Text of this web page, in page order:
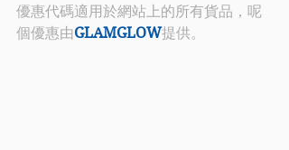
優惠代碼適用於網站上的所有貨品，呢
個優惠由GLAMGLOW提供。